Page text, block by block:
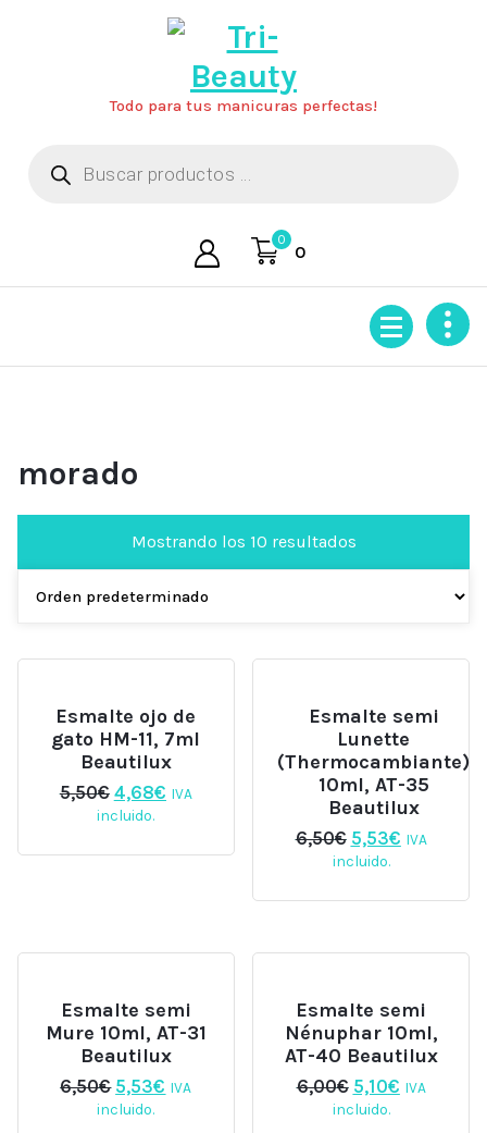
Todo para tus manicuras perfectas!
productos
0
0
morado
Mostrando los 10 resultados
Esmalte ojo de
gato HM-11, 7ml
Beautilux
5,50€ El
precio
era:
4,68€El
es:
IVA
incluido.
Esmalte semi
Lunette
(Thermocambiante)
10ml, AT-35
Beautilux
6,50€ El
precio
era:
5,53€El
es:
IVA
incluido.
Esmalte semi
Mure 10ml, AT-31
Beautilux
6,50€ El
precio
5,53€ El
IVA
incluido.
Esmalte semi
Nénuphar 10ml,
AT-40 Beautilux
6,00€ El
precio
5,10€ElIVA
incluido.